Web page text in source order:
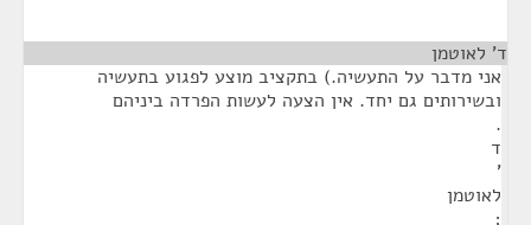
ד' לאוטמן
אני מדבר על התעשיה.) בתקציב מוצע לפגוע בתעשיה
ובשירותים גם יחד. אין הצעה לעשות הפרדה ביניהם
.
ד
'
לאוטמן
;